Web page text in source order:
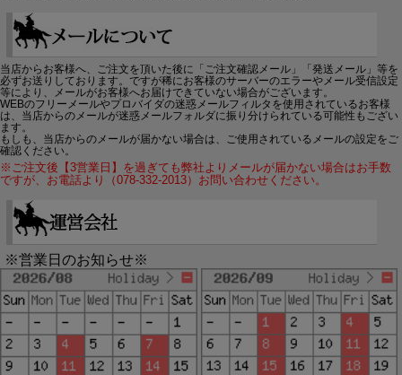
当店からお客様へ、ご注文を頂いた後に「ご注文確認メール」「発送メール」等を
必ずお送りしております。ですが稀にお客様のサーバーのエラーやメール受信設定
等により、メールがお客様へお届けできていない場合がございます。
WEBのフリーメールやプロバイダの迷惑メールフィルタを使用されているお客様
は、当店からのメールが迷惑メールフォルダに振り分けられている可能性もござい
ます。
もしも、当店からのメールが届かない場合は、ご使用されているメールの設定をご
確認ください。
※ご注文後【3営業日】を過ぎても弊社よりメールが届かない場合はお手数
ですが、お電話より（078-332-2013）お問い合わせください。
※営業日のお知らせ※